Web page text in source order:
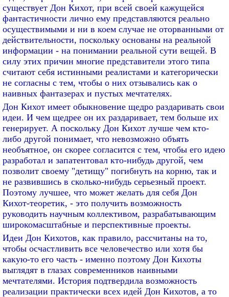
существует Дон Кихот, при всей своей кажущейся
фантастичности лично ему представляются реально
осуществимыми и ни в коем случае не оторванными от
действительности, поскольку основаны на реальной
информации - на понимании реальной сути вещей. В
силу этих причин многие представители этого типа
считают себя истинными реалистами и категорически
не согласны с тем, чтобы о них отзывались как о
наивных фантазерах и пустых мечтателях.
Дон Кихот имеет обыкновение щедро раздаривать свои
идеи. И чем щедрее он их раздаривает, тем больше их
генерирует. А поскольку Дон Кихот лучше чем кто-
либо другой понимает, что невозможно объять
необъятное, он скорее согласится с тем, чтобы его идею
разработал и запатентовал кто-нибудь другой, чем
позволит своему "детищу" погибнуть на корню, так и
не развившись в сколько-нибудь серьезный проект.
Поэтому лучшее, что может желать для себя Дон
Кихот-теоретик, - это получить возможность
руководить научным коллективом, разрабатывающим
широкомасштабные и перспективные проекты.
Идеи Дон Кихотов, как правило, рассчитаны на то,
чтобы осчастливить все человечество или хотя бы
какую-то его часть - именно поэтому Дон Кихоты
выглядят в глазах современников наивными
мечтателями. История подтвердила возможность
реализации практически всех идей Дон Кихотов, а то